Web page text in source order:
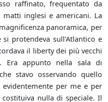
raffinato, frequentato da
inglesi e americani. La
panoramica, per
protendeva sull'Atlantico e
il liberty dei più vecchi
Era appunto nella sala di
stavo osservando quello
per me e per
nulla di speciale. Il